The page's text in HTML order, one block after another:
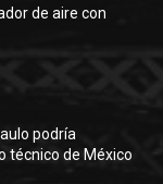
de aire con
podría
técnico de México